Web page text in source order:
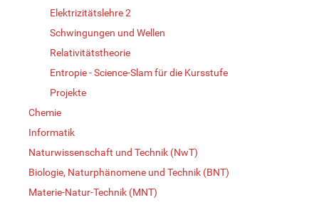
Elektrizitätslehre 2
Schwingungen und Wellen
Relativitätstheorie
Entropie - Science-Slam für die Kursstufe
Projekte
Chemie
Informatik
Naturwissenschaft und Technik (NwT)
Biologie, Naturphänomene und Technik (BNT)
Materie-Natur-Technik (MNT)